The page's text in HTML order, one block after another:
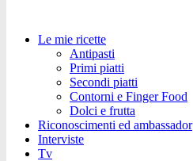
Le mie ricette
Antipasti
Primi piatti
Secondi piatti
Contorni e Finger Food
Dolci e frutta
Riconoscimenti ed ambassador
Interviste
Tv